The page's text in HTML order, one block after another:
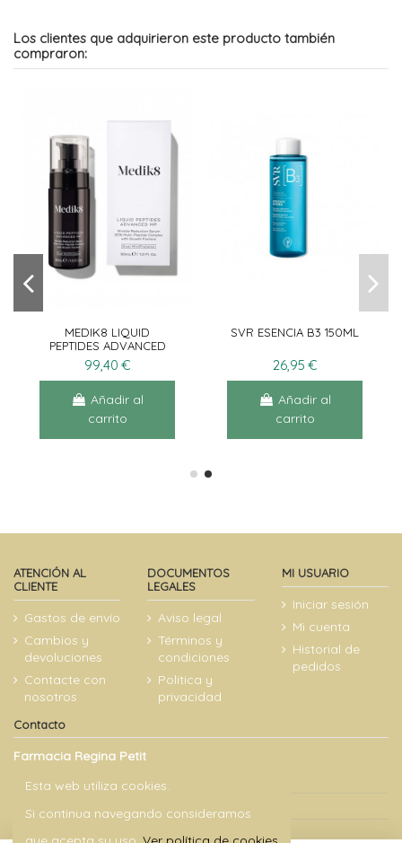
Los clientes que adquirieron este producto también
compraron:
MEDIK8 LIQUID
PEPTIDES ADVANCED
30ML
99,40 €
Añadir al
carrito
SVR ESENCIA B3 150ML
26,95 €
Añadir al
carrito
ATENCIÓN AL
CLIENTE
Gastos de envío
Cambios y
devoluciones
Contacte con
nosotros
DOCUMENTOS
LEGALES
Aviso legal
Términos y
condiciones
Politica y
privacidad
MI USUARIO
Iniciar sesión
Mi cuenta
Historial de
pedidos
Contacto
Farmacia Regina Petit
Carrer del Rosselló, 284, 08037 Barcelona
934 57 75 18
Esta web utiliza cookies.
Si continua navegando consideramos